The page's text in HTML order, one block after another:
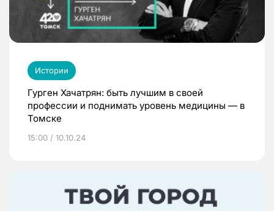
Истории
Гурген Хачатрян: быть лучшим в своей
профессии и поднимать уровень медицины — в
Томске
15:00 / 10.10.24